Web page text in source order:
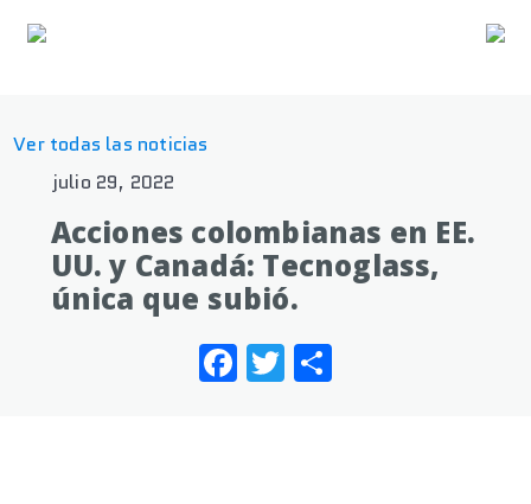
Ver todas las noticias
julio 29, 2022
Acciones colombianas en EE.
UU. y Canadá: Tecnoglass,
única que subió.
Facebook
Twitter